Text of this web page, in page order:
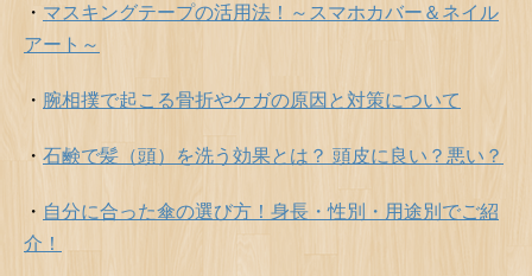
・ マスキングテープの活用法！～スマホカバー＆ネイル
アート～
・ 腕相撲で起こる骨折やケガの原因と対策について
・ 石鹸で髪（頭）を洗う効果とは？ 頭皮に良い？悪い？
・ 自分に合った傘の選び方！身長・性別・用途別でご紹
介！